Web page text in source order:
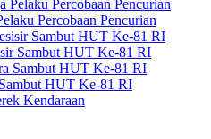
Percobaan Pencurian
Sambut HUT Ke-81 RI
HUT Ke-81 RI